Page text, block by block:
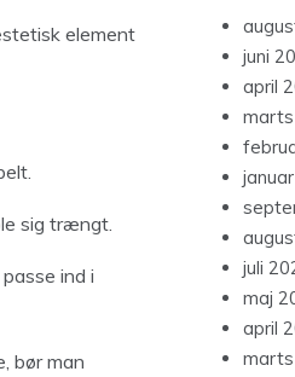
element
sig trængt.
ind i
bør man
juni
april
juli
maj
april